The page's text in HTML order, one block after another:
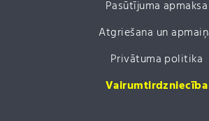
Pasūtījuma apmaksa
Atgriešana un
Privātuma politika
Vairumtirdzniecība